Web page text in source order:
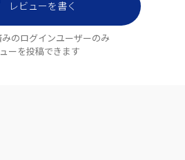
レビューを書く
のログインユーザーのみ
ーを投稿できます